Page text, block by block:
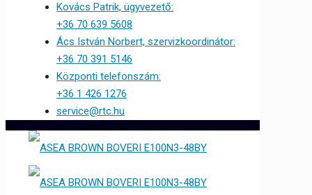
Kovács Patrik, ügyvezető:
+36 70 639 5608
Ács István Norbert, szervizkoordinátor:
+36 70 391 5146
Központi telefonszám:
+36 1 426 1276
service@rtc.hu